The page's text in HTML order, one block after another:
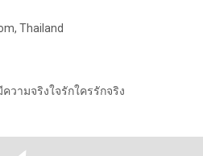
Thailand
วามจริงใจรักใครรักจริง